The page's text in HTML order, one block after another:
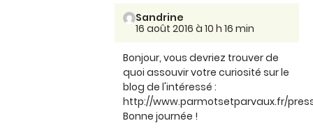
Sandrine
16 août 2016 à 10 h 16 min
Bonjour, vous devriez trouver de
quoi assouvir votre curiosité sur le
blog de l'intéressé :
http://www.parmotsetparvaux.fr/
Bonne journée !